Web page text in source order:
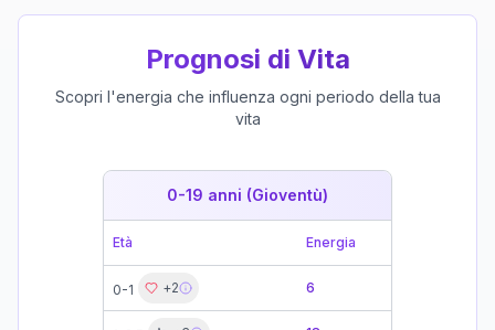
Prognosi di Vita
Scopri l'energia che influenza ogni periodo della tua
vita
0-19 anni (Gioventù)
Età Energia
0-1 +2 6